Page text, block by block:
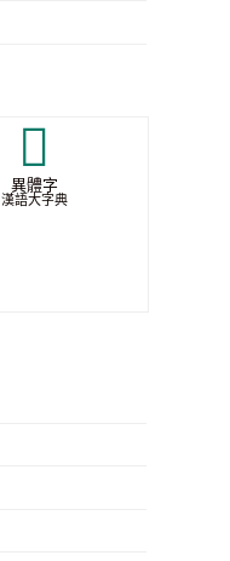
𩲡
異體字
漢語大字典